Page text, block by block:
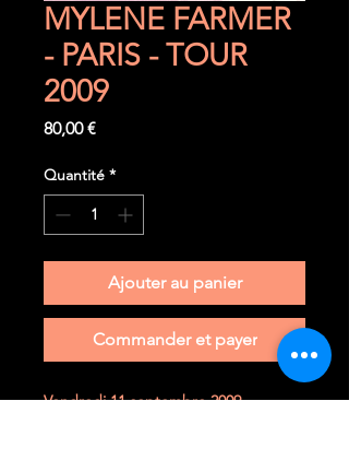
MYLENE FARMER
- PARIS - TOUR
2009
80,00 €Prix
Quantité *
Ajouter au panier
Commander et payer
Vendredi 11 septembre 2009